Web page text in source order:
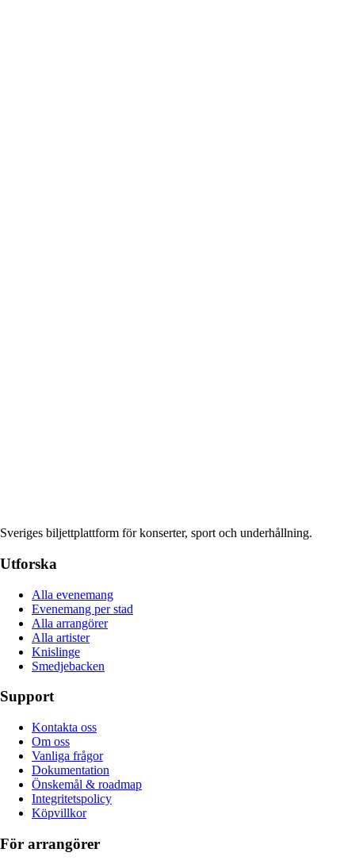
Sveriges biljettplattform för konserter, sport och underhållning.
Utforska
Alla evenemang
Evenemang per stad
Alla arrangörer
Alla artister
Knislinge
Smedjebacken
Support
Kontakta oss
Om oss
Vanliga frågor
Dokumentation
Önskemål & roadmap
Integritetspolicy
Köpvillkor
För arrangörer